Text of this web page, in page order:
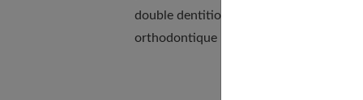
double dentition. Toutefois, cela
orthodontique peut être nécessaire.